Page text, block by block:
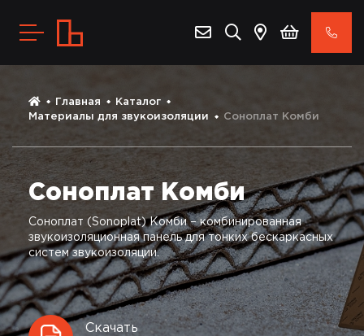
Главная
Каталог
Материалы для звукоизоляции
Соноплат Комби
Соноплат Комби
Соноплат (Sonoplat) Комби – комбинированная
звукоизоляционная панель для тонких бескаркасных
систем звукоизоляции.
Скачать